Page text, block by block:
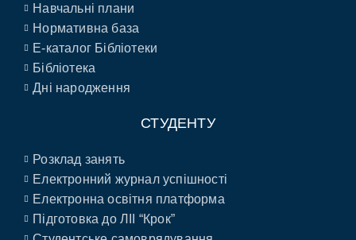
Навчальні плани
Нормативна база
E-каталог Бібліотеки
Бібліотека
Дні народження
СТУДЕНТУ
Розклад занять
Електронний журнал успішності
Електронна освітня платформа
Підготовка до ЛІІ “Крок”